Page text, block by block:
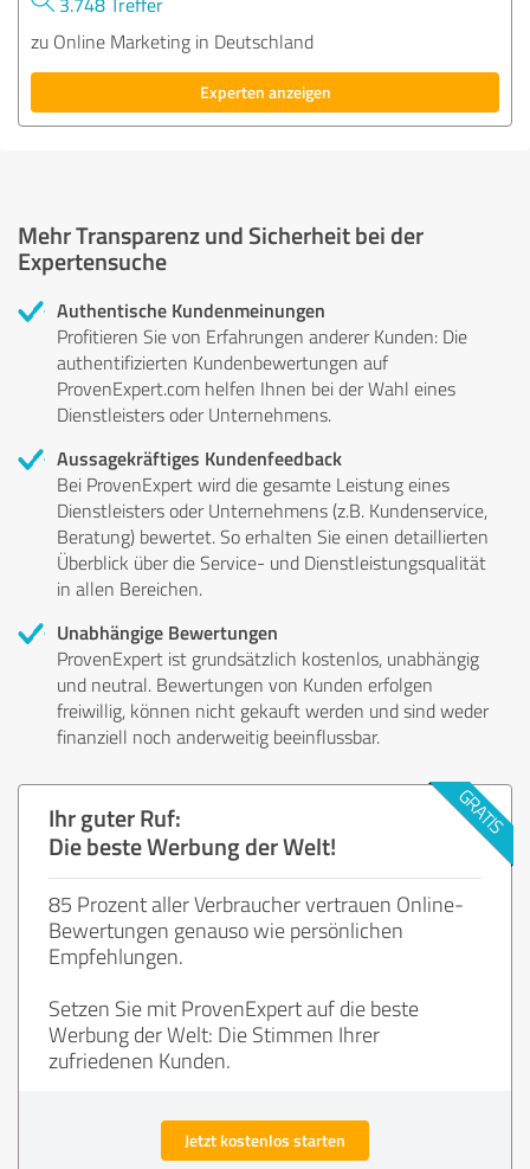
zu Online Marketing in Deutschland
Experten anzeigen
Mehr Transparenz und Sicherheit bei der
Expertensuche
Authentische Kundenmeinungen
Profitieren Sie von Erfahrungen anderer Kunden: Die
authentifizierten Kundenbewertungen auf
ProvenExpert.com helfen Ihnen bei der Wahl eines
Dienstleisters oder Unternehmens.
Aussagekräftiges Kundenfeedback
Bei ProvenExpert wird die gesamte Leistung eines
Dienstleisters oder Unternehmens (z.B. Kundenservice,
Beratung) bewertet. So erhalten Sie einen detaillierten
Überblick über die Service- und Dienstleistungsqualität
in allen Bereichen.
Unabhängige Bewertungen
ProvenExpert ist grundsätzlich kostenlos, unabhängig
und neutral. Bewertungen von Kunden erfolgen
freiwillig, können nicht gekauft werden und sind weder
finanziell noch anderweitig beeinflussbar.
Ihr guter Ruf:
Die beste Werbung der Welt!
85 Prozent aller Verbraucher vertrauen Online-
Bewertungen genauso wie persönlichen
Empfehlungen.
Setzen Sie mit ProvenExpert auf die beste
Werbung der Welt: Die Stimmen Ihrer
zufriedenen Kunden.
Jetzt kostenlos starten